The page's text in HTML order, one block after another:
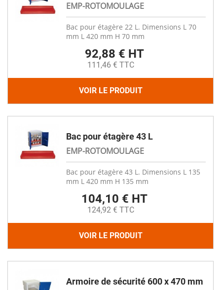
EMP-ROTOMOULAGE
Bac pour étagère 22 L. Dimensions L 70
mm L 420 mm H 70 mm
92,88 € HT
111,46 € TTC
VOIR LE PRODUIT
Bac pour étagère 43 L
EMP-ROTOMOULAGE
Bac pour étagère 43 L. Dimensions L 135
mm L 420 mm H 135 mm
104,10 € HT
124,92 € TTC
VOIR LE PRODUIT
Armoire de sécurité 600 x 470 mm